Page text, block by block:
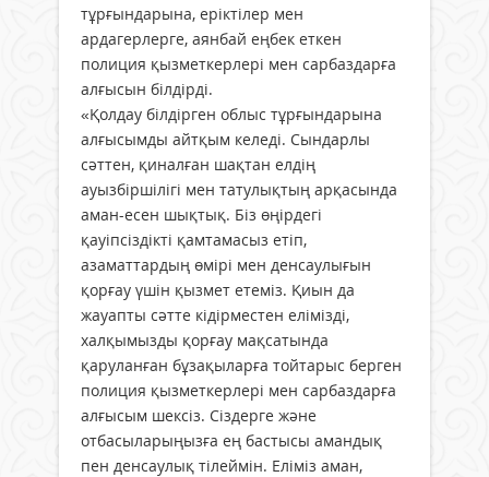
тұрғындарына, еріктілер мен
ардагерлерге, аянбай еңбек еткен
полиция қызметкерлері мен сарбаздарға
алғысын білдірді.
«Қолдау білдірген облыс тұрғындарына
алғысымды айтқым келеді. Сындарлы
сәттен, қиналған шақтан елдің
ауызбіршілігі мен татулықтың арқасында
аман-есен шықтық. Біз өңірдегі
қауіпсіздікті қамтамасыз етіп,
азаматтардың өмірі мен денсаулығын
қорғау үшін қызмет етеміз. Қиын да
жауапты сәтте кідірместен елімізді,
халқымызды қорғау мақсатында
қаруланған бұзақыларға тойтарыс берген
полиция қызметкерлері мен сарбаздарға
алғысым шексіз. Сіздерге және
отбасыларыңызға ең бастысы амандық
пен денсаулық тілеймін. Еліміз аман,